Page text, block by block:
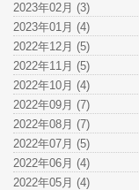
2023年02月 (3)
2023年01月 (4)
2022年12月 (5)
2022年11月 (5)
2022年10月 (4)
2022年09月 (7)
2022年08月 (7)
2022年07月 (5)
2022年06月 (4)
2022年05月 (4)